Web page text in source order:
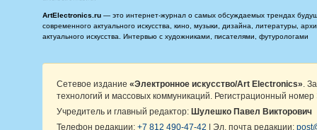
ArtElectronics.ru — это интернет-журнал о самых обсуждаемых трендах
современного актуального искусства, кино, музыки, дизайна, литературы,
актуального искусства. Интервью с художниками, писателями, футурологами
Сетевое издание «Электронное искусство/Art Electronics» .
технологий и массовых коммуникаций. Регистрационный
Учредитель и главный редактор: Шулешко Павел Викторович
Телефон редакции: +7 812 490-47-42 | Эл. почта редакции: